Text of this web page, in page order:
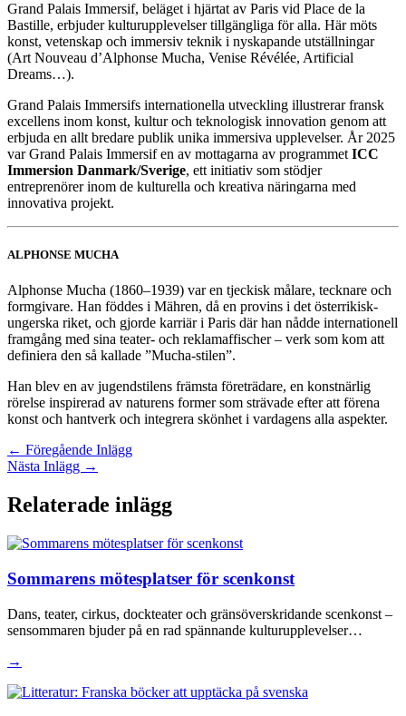
Grand Palais Immersif, beläget i hjärtat av Paris vid Place de la
Bastille, erbjuder kulturupplevelser tillgängliga för alla. Här möts
konst, vetenskap och immersiv teknik i nyskapande utställningar
(Art Nouveau d’Alphonse Mucha, Venise Révélée, Artificial
Dreams…).
Grand Palais Immersifs internationella utveckling illustrerar fransk
excellens inom konst, kultur och teknologisk innovation genom att
erbjuda en allt bredare publik unika immersiva upplevelser. År 2025
var Grand Palais Immersif en av mottagarna av programmet ICC
Immersion Danmark/Sverige, ett initiativ som stödjer
entreprenörer inom de kulturella och kreativa näringarna med
innovativa projekt.
ALPHONSE MUCHA
Alphonse Mucha (1860–1939) var en tjeckisk målare, tecknare och
formgivare. Han föddes i Mähren, då en provins i det österrikisk-
ungerska riket, och gjorde karriär i Paris där han nådde internationell
framgång med sina teater- och reklamaffischer – verk som kom att
definiera den så kallade ”Mucha-stilen”.
Han blev en av jugendstilens främsta företrädare, en konstnärlig
rörelse inspirerad av naturens former som strävade efter att förena
konst och hantverk och integrera skönhet i vardagens alla aspekter.
← Föregående Inlägg
Nästa Inlägg →
Relaterade inlägg
Sommarens mötesplatser för scenkonst
Dans, teater, cirkus, dockteater och gränsöverskridande scenkonst –
sensommaren bjuder på en rad spännande kulturupplevelser…
→